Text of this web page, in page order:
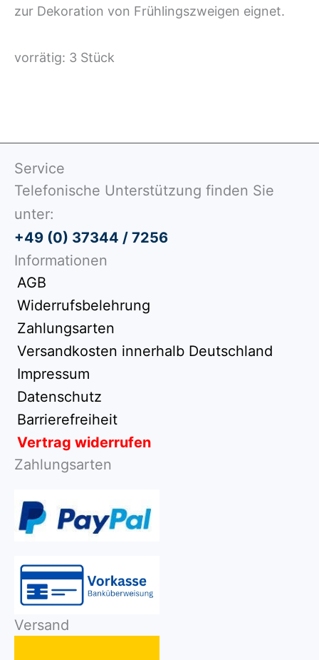
zur Dekoration von Frühlingszweigen eignet.
vorrätig: 3 Stück
Service
Telefonische Unterstützung finden Sie
unter:
+49 (0) 37344 / 7256
Informationen
AGB
Widerrufsbelehrung
Zahlungsarten
Versandkosten innerhalb Deutschland
Impressum
Datenschutz
Barrierefreiheit
Vertrag widerrufen
Zahlungsarten
Versand